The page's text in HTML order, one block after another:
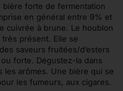
bière forte de fermentation
en général entre 9% et
cuivrée à brune. Le houblon
présent. Elle se
saveurs fruitées/d’esters
forte. Dégustez-la dans
les arômes. Une bière qui se
les fumeurs, aux cigares.